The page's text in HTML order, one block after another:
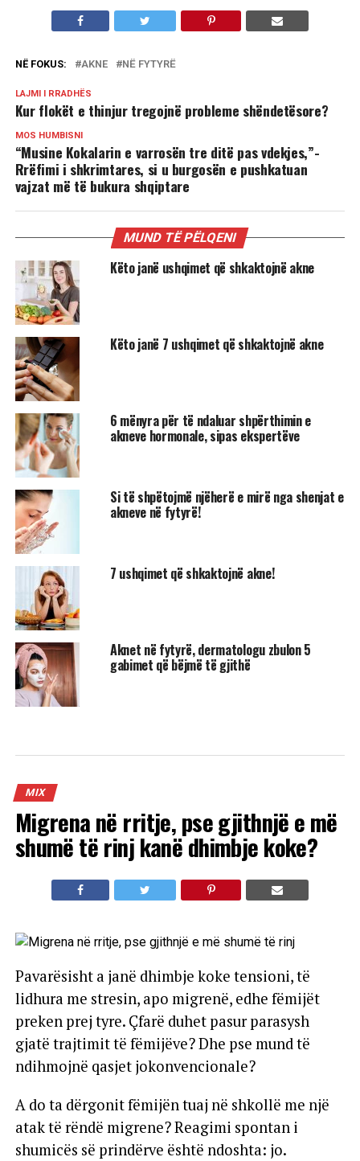
NË FOKUS: AKNE NË FYTYRË
LAJMI I RRADHËS
Kur flokët e thinjur tregojnë probleme shëndetësore?
MOS HUMBISNI
“Musine Kokalarin e varrosën tre ditë pas vdekjes,”-
Rrëfimi i shkrimtares, si u burgosën e pushkatuan
vajzat më të bukura shqiptare
MUND TË PËLQENI
Këto janë ushqimet që shkaktojnë akne
Këto janë 7 ushqimet që shkaktojnë akne
6 mënyra për të ndaluar shpërthimin e
akneve hormonale, sipas ekspertëve
Si të shpëtojmë njëherë e mirë nga shenjat e
akneve në fytyrë!
7 ushqimet që shkaktojnë akne!
Aknet në fytyrë, dermatologu zbulon 5
gabimet që bëjmë të gjithë
MIX
Migrena në rritje, pse gjithnjë e më
shumë të rinj kanë dhimbje koke?
Pavarësisht a janë dhimbje koke tensioni, të
lidhura me stresin, apo migrenë, edhe fëmijët
preken prej tyre. Çfarë duhet pasur parasysh
gjatë trajtimit të fëmijëve? Dhe pse mund të
ndihmojnë qasjet jokonvencionale?
A do ta dërgonit fëmijën tuaj në shkollë me një
atak të rëndë migrene? Reagimi spontan i
shumicës së prindërve është ndoshta: jo.